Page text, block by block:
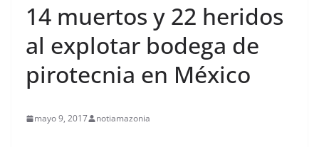
14 muertos y 22 heridos
al explotar bodega de
pirotecnia en México
mayo 9, 2017 notiamazonia